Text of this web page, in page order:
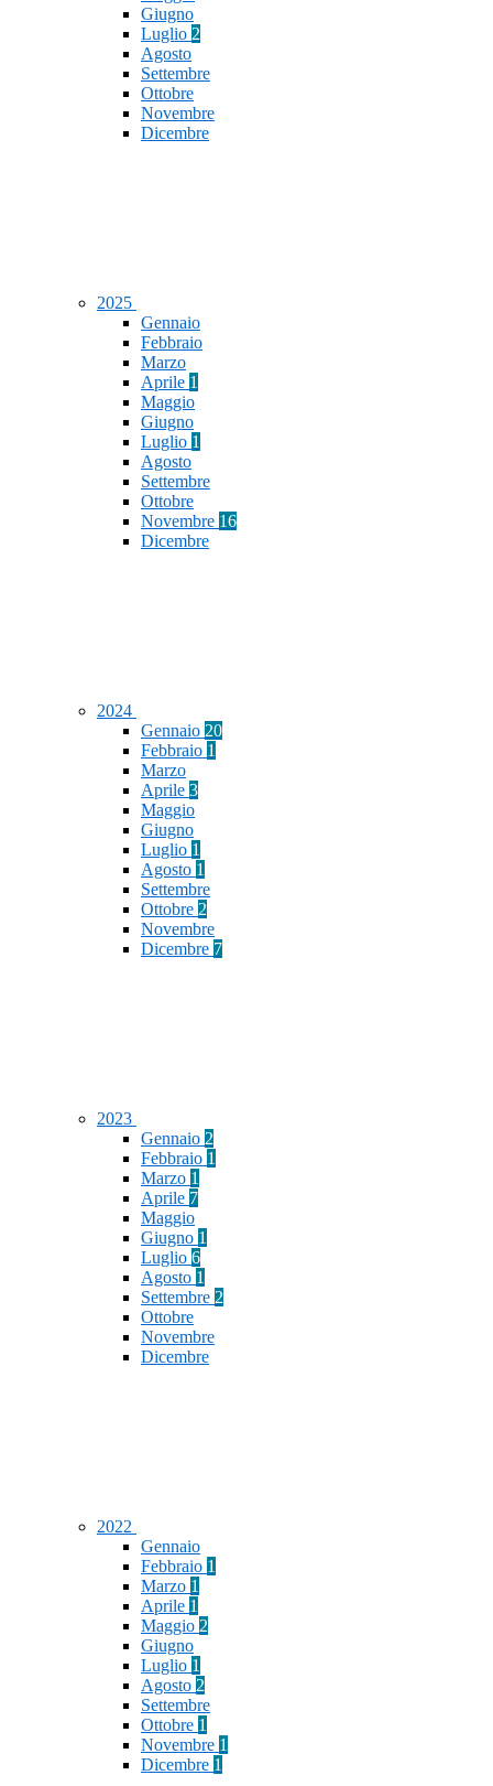
Giugno
Luglio 2
Agosto
Settembre
Ottobre
Novembre
Dicembre
2025
Gennaio
Febbraio
Marzo
Aprile 1
Maggio
Giugno
Luglio 1
Agosto
Settembre
Ottobre
Novembre 16
Dicembre
2024
Gennaio 20
Febbraio 1
Marzo
Aprile 3
Maggio
Giugno
Luglio 1
Agosto 1
Settembre
Ottobre 2
Novembre
Dicembre 7
2023
Gennaio 2
Febbraio 1
Marzo 1
Aprile 7
Maggio
Giugno 1
Luglio 6
Agosto 1
Settembre 2
Ottobre
Novembre
Dicembre
2022
Gennaio
Febbraio 1
Marzo 1
Aprile 1
Maggio 2
Giugno
Luglio 1
Agosto 2
Settembre
Ottobre 1
Novembre 1
Dicembre 1